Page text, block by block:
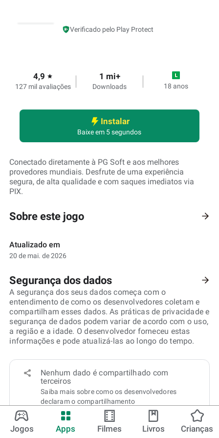
Verificado pelo Play Protect
4,9 star
127 mil avaliações
1 mi+
Downloads 18 anos
Instalar
Baixe em 5 segundos
Conectado diretamente à PG Soft e aos melhores
provedores mundiais. Desfrute de uma experiência
segura, de alta qualidade e com saques imediatos via
PIX.
Sobre este jogo
Atualizado em
20 de mai. de 2026
Segurança dos dados
A segurança dos seus dados começa com o
entendimento de como os desenvolvedores coletam e
compartilham esses dados. As práticas de privacidade e
segurança de dados podem variar de acordo com o uso,
a região e a idade. O desenvolvedor forneceu estas
informações e pode atualizá-las ao longo do tempo.
Nenhum dado é compartilhado com
terceiros
Saiba mais sobre como os desenvolvedores
declaram o compartilhamento
Este app pode coletar estes tipos de dados
Atividade no app, Informações e desempenho do
Jogos Apps Filmes Livros Crianças